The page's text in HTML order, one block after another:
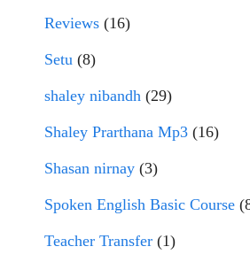
Reviews (16)
Setu (8)
shaley nibandh (29)
Shaley Prarthana Mp3 (16)
Shasan nirnay (3)
Spoken English Basic Course
Teacher Transfer (1)